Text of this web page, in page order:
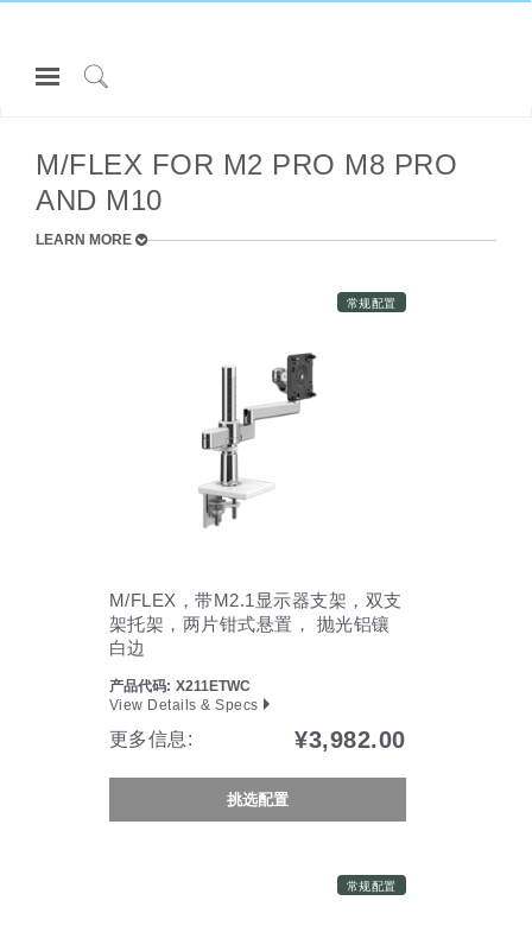
Open
Navigation
产品
人体工程学
Opens
Facebook
Opens
Twitter
Opens
to
Linkedin
Opens
to
Instagram
Opens
to
Opens
to
Opens
to
Opens
to
Opens
to
M/FLEX FOR M2 PRO M8 PRO
AND M10
LEARN MORE
常规配置
M/FLEX，带M2.1显示器支架，双支
架托架，两片钳式悬置， 抛光铝镶
白边
产品代码: X211ETWC
View Details & Specs
更多信息: ¥3,982.00
挑选配置
常规配置